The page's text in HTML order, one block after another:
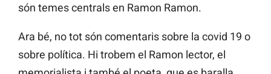
són temes centrals en Ramon Ramon.
Ara bé, no tot són comentaris sobre la covid 19 o
sobre política. Hi trobem el Ramon lector, el